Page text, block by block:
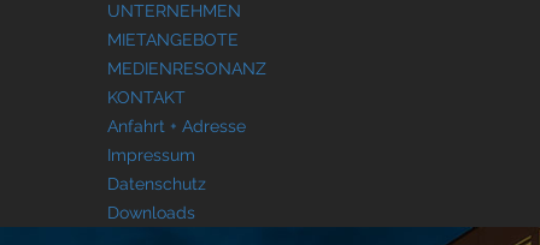
UNTERNEHMEN
MIETANGEBOTE
MEDIENRESONANZ
KONTAKT
Anfahrt + Adresse
Impressum
Datenschutz
Downloads